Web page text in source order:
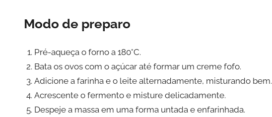
Modo de preparo
Pré-aqueça o forno a 180°C.
Bata os ovos com o açúcar até formar um creme fofo.
Adicione a farinha e o leite alternadamente, misturando bem.
Acrescente o fermento e misture delicadamente.
Despeje a massa em uma forma untada e enfarinhada.